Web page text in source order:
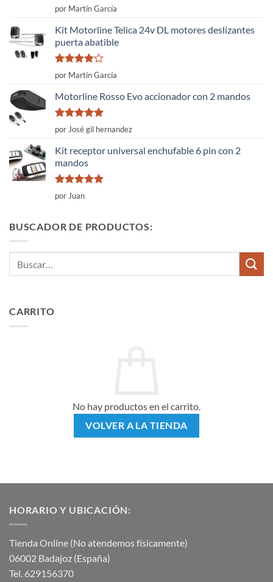
Valorado
con
5
por Martín García
Kit Motorline Telica 24v DL motores deslizantes
puerta abatible
Valorado
con
5
por Martín García
Motorline Rosso Evo accionador con 2 mandos
Valorado
con
de 5
por José gil hernandez
Kit receptor universal enchufable 6 pin con 2
mandos
Valorado
con
por Juan
BUSCADOR DE PRODUCTOS:
CARRITO
No hay productos en el carrito.
VOLVER A LA TIENDA
HORARIO Y UBICACIÓN:
Tienda Online (No atendemos físicamente)
06002 Badajoz (España)
Tel. 629156370